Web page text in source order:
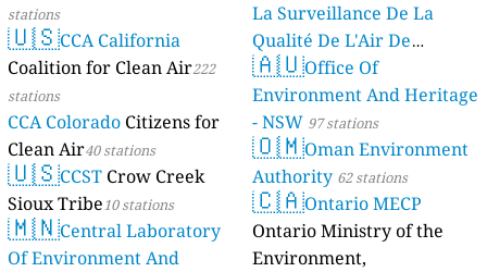
stations
🇺🇸CCA California
Coalition for Clean Air222
stations
CCA Colorado Citizens for
Clean Air40 stations
🇺🇸CCST Crow Creek
Sioux Tribe10 stations
🇲🇳Central Laboratory
Of Environment And
La Surveillance De La
Qualité De L'Air De
Mayotte 4 stations
🇦🇺Office Of
Environment And Heritage
- NSW 97 stations
🇴🇲Oman Environment
Authority 62 stations
🇨🇦Ontario MECP
Ontario Ministry of the
Environment,